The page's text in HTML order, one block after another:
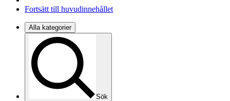
Fortsätt till huvudinnehållet
Alla kategorier
Sök